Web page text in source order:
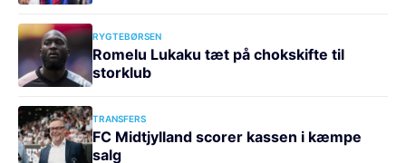
RYGTEBØRSEN
Romelu Lukaku tæt på chokskifte til
storklub
TRANSFERS
FC Midtjylland scorer kassen i kæmpe
salg